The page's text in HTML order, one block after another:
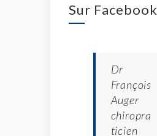
Sur Facebook
Dr
François
Auger
chiropra
ticien